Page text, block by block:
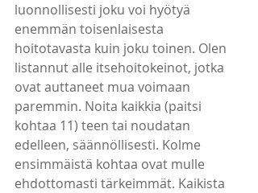
luonnollisesti joku voi hyötyä
enemmän toisenlaisesta
hoitotavasta kuin joku toinen. Olen
listannut alle itsehoitokeinot, jotka
ovat auttaneet mua voimaan
paremmin. Noita kaikkia (paitsi
kohtaa 11) teen tai noudatan
edelleen, säännöllisesti. Kolme
ensimmäistä kohtaa ovat mulle
ehdottomasti tärkeimmät. Kaikista